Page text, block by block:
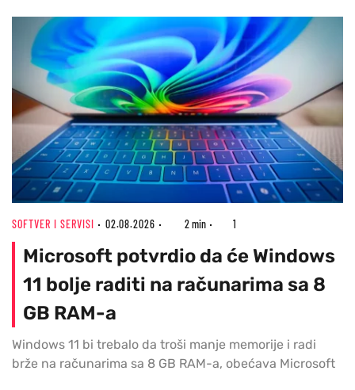
SOFTVER I SERVISI 02.08.2026 2 min 1
Microsoft potvrdio da će Windows
11 bolje raditi na računarima sa 8
GB RAM-a
Windows 11 bi trebalo da troši manje memorije i radi
brže na računarima sa 8 GB RAM-a, obećava Microsoft